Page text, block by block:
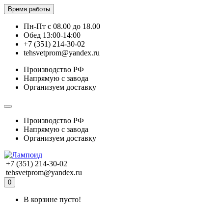
Время работы
Пн-Пт с 08.00 до 18.00
Обед 13:00-14:00
+7 (351) 214-30-02
tehsvetprom@yandex.ru
Производство РФ
Напрямую с завода
Организуем доставку
Производство РФ
Напрямую с завода
Организуем доставку
+7 (351) 214-30-02
tehsvetprom@yandex.ru
0
В корзине пусто!